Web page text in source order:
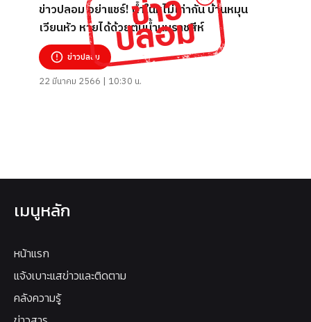
ข่าวปลอม อย่าแชร์! น้ำในหูไม่เท่ากัน บ้านหมุน
เวียนหัว หายได้ด้วยต้นน้ำนมราชสีห์
ข่าวปลอม
22 มีนาคม 2566 | 10:30 น.
เมนูหลัก
หน้าแรก
แจ้งเบาะแสข่าวและติดตาม
คลังความรู้